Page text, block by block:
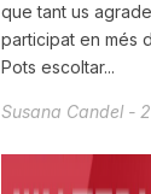
que tant us
participat en més
Pots escoltar...
Susana Candel -